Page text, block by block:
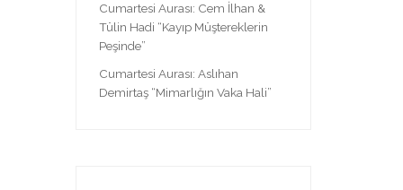
Cumartesi Aurası: Cem İlhan &
Tülin Hadi “Kayıp Müştereklerin
Peşinde”
Cumartesi Aurası: Aslıhan
Demirtaş “Mimarlığın Vaka Hali”